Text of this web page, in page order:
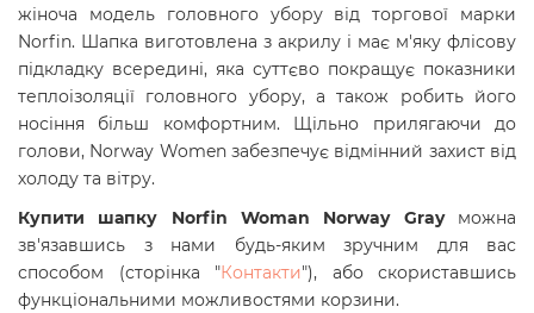
жіноча модель головного убору від торгової марки
Norfin. Шапка виготовлена з акрилу і має м'яку флісову
підкладку всередині, яка суттєво покращує показники
теплоізоляції головного убору, а також робить його
носіння більш комфортним. Щільно прилягаючи до
голови, Norway Women забезпечує відмінний захист від
холоду та вітру.
Купити шапку Norfin Woman Norway Gray можна
зв'язавшись з нами будь-яким зручним для вас
способом (сторінка "Контакти"), або скориставшись
функціональними можливостями корзини.